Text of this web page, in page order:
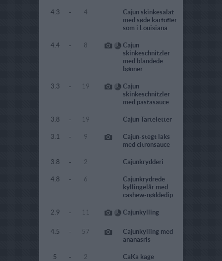
4.3 - 4
Cajun skinkesalat
med søde kartofler
som i Louisiana
4.4 - 8
Cajun
skinkeschnitzler
med blandede
bønner
3.3 - 19
Cajun
skinkeschnitzler
med pastasauce
3.8 - 19 Cajun Tarteletter
3.1 - 9
Cajun-stegt laks
med citronsauce
3.8 - 2 Cajunkrydderi
4.8 - 6
Cajunkrydrede
kyllingelår med
cashew-nøddedip
2.9 - 11 Cajunkylling
4.5 - 57
Cajunkylling med
ananasris
5 - 2 CaKa kage